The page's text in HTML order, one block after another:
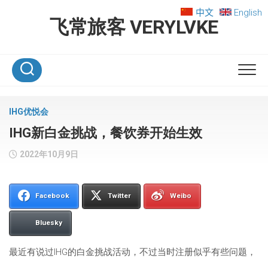
飞常旅客 VERYLVKE
中文 English
IHG优悦会
IHG新白金挑战，餐饮券开始生效
2022年10月9日
Facebook Twitter Weibo
Bluesky
最近有说过IHG的白金挑战活动，不过当时注册似乎有些问题，